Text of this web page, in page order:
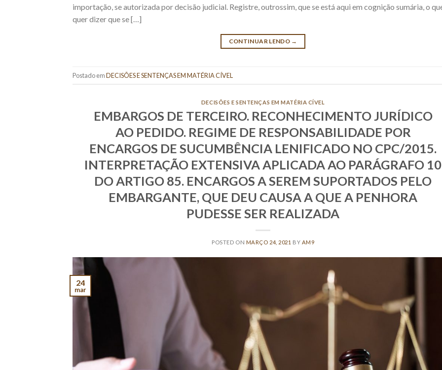
importação, se autorizada por decisão judicial. Registre, outrossim, que se está aqui em cognição sumária, o
quer dizer que se […]
CONTINUAR LENDO →
Postado emDECISÕES E SENTENÇAS EM MATÉRIA CÍVEL
DECISÕES E SENTENÇAS EM MATÉRIA CÍVEL
EMBARGOS DE TERCEIRO. RECONHECIMENTO JURÍDICO
AO PEDIDO. REGIME DE RESPONSABILIDADE POR
ENCARGOS DE SUCUMBÊNCIA LENIFICADO NO CPC/2015.
INTERPRETAÇÃO EXTENSIVA APLICADA AO PARÁGRAFO 10
DO ARTIGO 85. ENCARGOS A SEREM SUPORTADOS PELO
EMBARGANTE, QUE DEU CAUSA A QUE A PENHORA
PUDESSE SER REALIZADA
POSTED ON MARÇO 24, 2021 BY AM9
24
mar